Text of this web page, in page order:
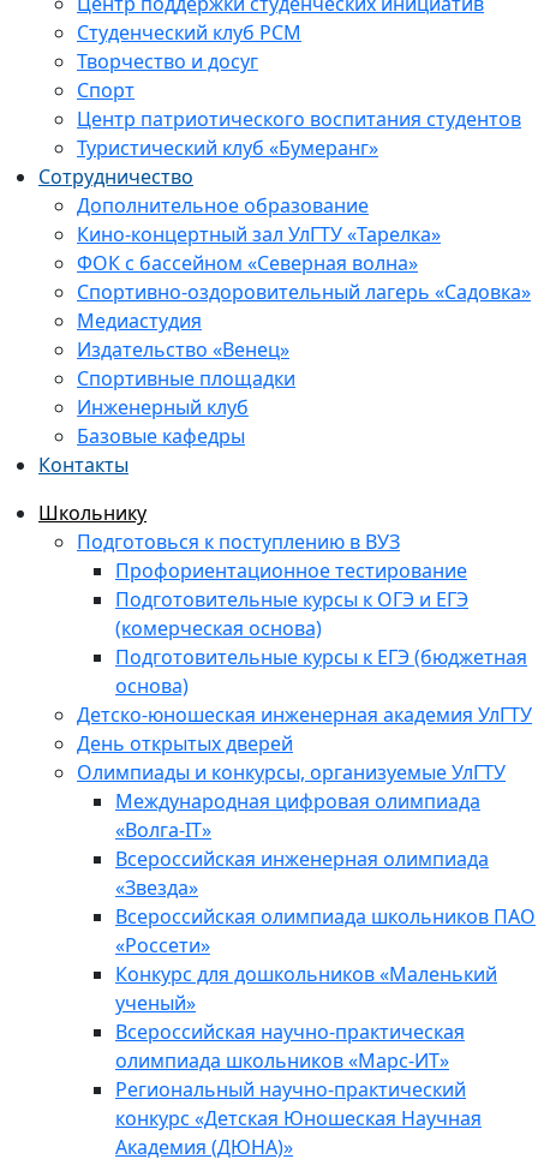
Студенческий клуб РСМ
Творчество и досуг
Спорт
Центр патриотического воспитания студентов
Туристический клуб «Бумеранг»
Сотрудничество
Дополнительное образование
Кино-концертный зал УлГТУ «Тарелка»
ФОК с бассейном «Северная волна»
Спортивно-оздоровительный лагерь «Садовка»
Медиастудия
Издательство «Венец»
Спортивные площадки
Инженерный клуб
Базовые кафедры
Контакты
Школьнику
Подготовься к поступлению в ВУЗ
Профориентационное тестирование
Подготовительные курсы к ОГЭ и ЕГЭ
(комерческая основа)
Подготовительные курсы к ЕГЭ (бюджетная
основа)
Детско-юношеская инженерная академия УлГТУ
День открытых дверей
Олимпиады и конкурсы, организуемые УлГТУ
Международная цифровая олимпиада
«Волга-IT»
Всероссийская инженерная олимпиада
«Звезда»
Всероссийская олимпиада школьников ПАО
«Россети»
Конкурс для дошкольников «Маленький
ученый»
Всероссийская научно-практическая
олимпиада школьников «Марс-ИТ»
Региональный научно-практический
конкурс «Детская Юношеская Научная
Академия (ДЮНА)»